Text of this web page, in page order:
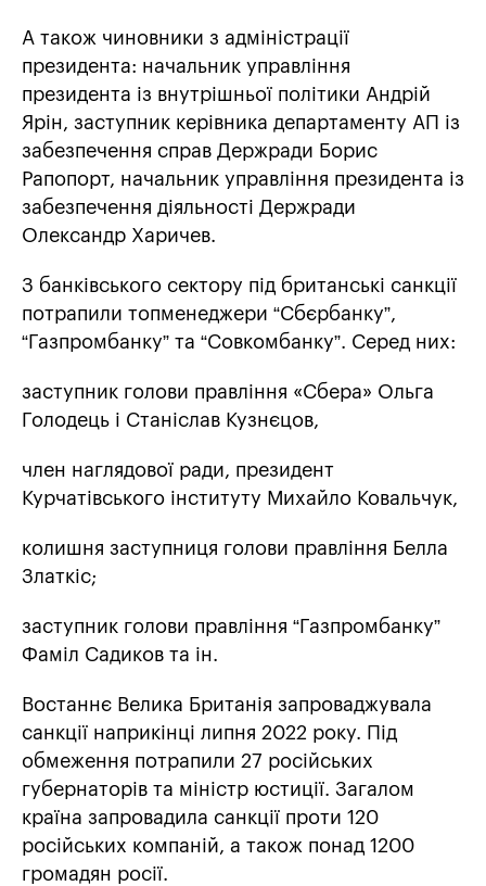
А також чиновники з адміністрації
президента: начальник управління
президента із внутрішньої політики Андрій
Ярін, заступник керівника департаменту АП із
забезпечення справ Держради Борис
Рапопорт, начальник управління президента із
забезпечення діяльності Держради
Олександр Харичев.
З банківського сектору під британські санкції
потрапили топменеджери “Сбєрбанку”,
“Газпромбанку” та “Совкомбанку”. Серед них:
заступник голови правління «Сбера» Ольга
Голодець і Станіслав Кузнєцов,
член наглядової ради, президент
Курчатівського інституту Михайло Ковальчук,
колишня заступниця голови правління Белла
Златкіс;
заступник голови правління “Газпромбанку”
Фаміл Садиков та ін.
Востаннє Велика Британія запроваджувала
санкції наприкінці липня 2022 року. Під
обмеження потрапили 27 російських
губернаторів та міністр юстиції. Загалом
країна запровадила санкції проти 120
російських компаній, а також понад 1200
громадян росії.